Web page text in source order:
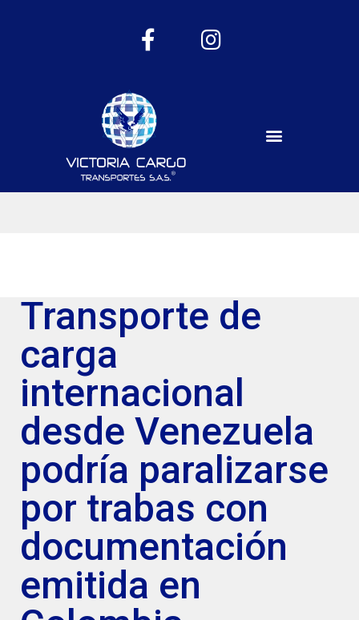
Transporte de
carga
internacional
desde Venezuela
podría paralizarse
por trabas con
documentación
emitida en